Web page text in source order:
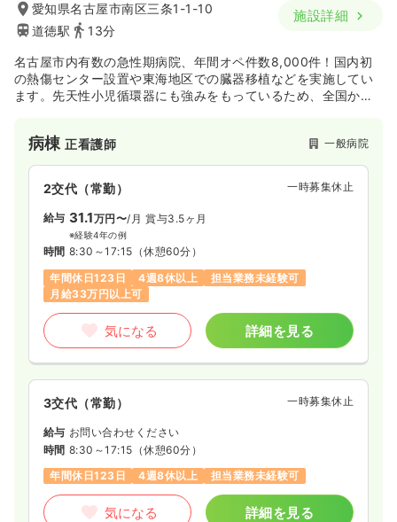
愛知県名古屋市南区三条1-1-10
道徳駅
13分
施設詳細
名古屋市内有数の急性期病院、年間オペ件数8,000件！国内初
の熱傷センター設置や東海地区での臓器移植などを実施してい
ます。先天性小児循環器にも強みをもっているため、全国から
います。
病棟正看護師 一般病院
2交代（常勤） 一時募集休止
給与 31.1万円〜/月 賞与3.5ヶ月
※経験4年の例
時間 8:30～17:15 （休憩60分）
年間休日123日
4週8休以上
担当業務未経験可
月給33万円以上可
気になる 詳細を見る
3交代（常勤） 一時募集休止
給与 お問い合わせください
時間 8:30～17:15 （休憩60分）
年間休日123日
4週8休以上 担当業務未経験可
気になる 詳細を見る